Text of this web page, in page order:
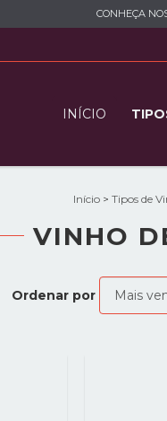
CONHEÇA
INÍCIO
Início > Tipos de
VINHO
Ordenar por